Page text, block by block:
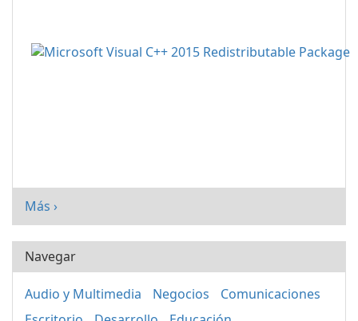
Más ›
Navegar
Audio y Multimedia Negocios
Comunicaciones